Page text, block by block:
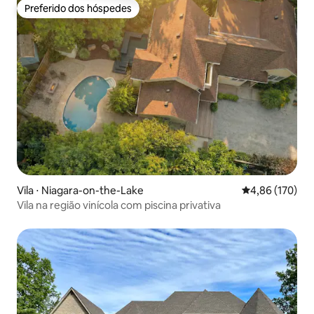
Preferido dos hóspedes
Preferido dos hóspedes
Vila ⋅ Niagara-on-the-Lake 4,86 de uma
4,86 (170)
Vila na região vinícola com piscina privativa